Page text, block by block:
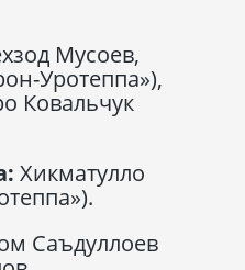
Мусоев,
Уротеппа»),
Ковальчук
Хикматулло
Саъдуллоев